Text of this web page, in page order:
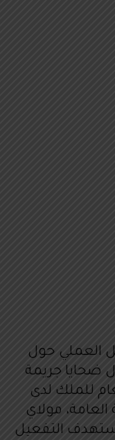
العملي حول
ضحايا جريمة
للملك لدى
مولاي
التفعيل